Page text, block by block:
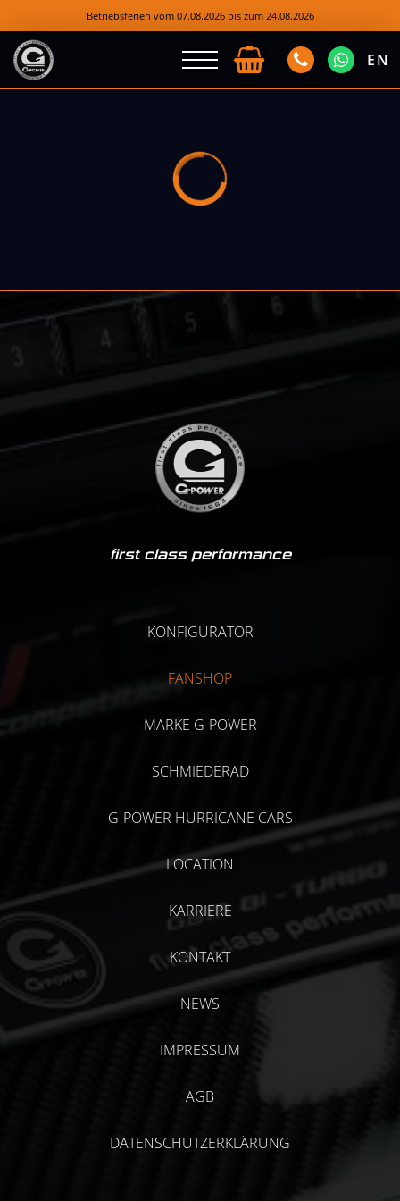
Betriebsferien vom 07.08.2026 bis zum 24.08.2026
EN
first class performance
KONFIGURATOR
FANSHOP
MARKE G-POWER
SCHMIEDERAD
G-POWER HURRICANE CARS
LOCATION
KARRIERE
KONTAKT
NEWS
IMPRESSUM
AGB
DATENSCHUTZERKLÄRUNG